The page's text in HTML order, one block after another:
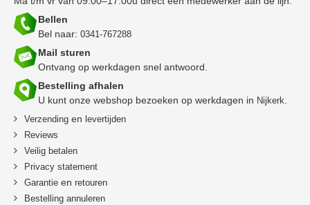
Bellen
Bel naar: 0341-767288
Mail sturen
Ontvang op werkdagen snel antwoord.
Bestelling afhalen
U kunt onze webshop bezoeken op werkdagen in Nijkerk.
Verzending en levertijden
Reviews
Veilig betalen
Privacy statement
Garantie en retouren
Bestelling annuleren